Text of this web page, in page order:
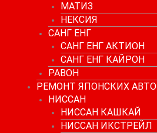
МАТИЗ
НЕКСИЯ
САНГ ЕНГ
САНГ ЕНГ АКТИОН
САНГ ЕНГ КАЙРОН
РАВОН
РЕМОНТ ЯПОНСКИХ АВТО
НИССАН
НИССАН КАШКАЙ
НИССАН ИКСТРЕЙЛ